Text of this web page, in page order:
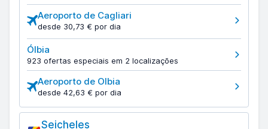
Aeroporto de Cagliari
desde 30,73 € por dia
Ólbia
923 ofertas especiais em 2 localizações
Aeroporto de Olbia
desde 42,63 € por dia
Seicheles